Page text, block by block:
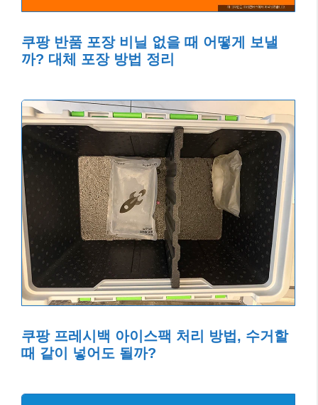
쿠팡 반품 포장 비닐 없을 때 어떻게 보낼
까? 대체 포장 방법 정리
쿠팡 프레시백 아이스팩 처리 방법, 수거할
때 같이 넣어도 될까?